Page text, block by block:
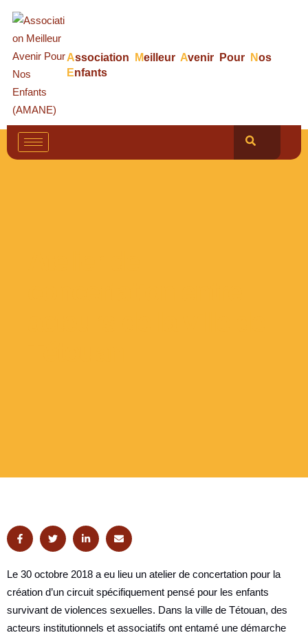
Association Meilleur Avenir Pour Nos
Enfants
Le 30 octobre 2018 a eu lieu un atelier de concertation pour la
création d’un circuit spécifiquement pensé pour les enfants
survivant de violences sexuelles. Dans la ville de Tétouan, des
acteurs institutionnels et associatifs ont entamé une démarche